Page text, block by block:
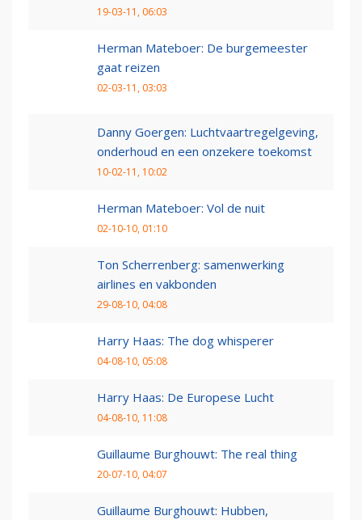
19-03-11, 06:03
Herman Mateboer: De burgemeester
gaat reizen
02-03-11, 03:03
Danny Goergen: Luchtvaartregelgeving,
onderhoud en een onzekere toekomst
10-02-11, 10:02
Herman Mateboer: Vol de nuit
02-10-10, 01:10
Ton Scherrenberg: samenwerking
airlines en vakbonden
29-08-10, 04:08
Harry Haas: The dog whisperer
04-08-10, 05:08
Harry Haas: De Europese Lucht
04-08-10, 11:08
Guillaume Burghouwt: The real thing
20-07-10, 04:07
Guillaume Burghouwt: Hubben,